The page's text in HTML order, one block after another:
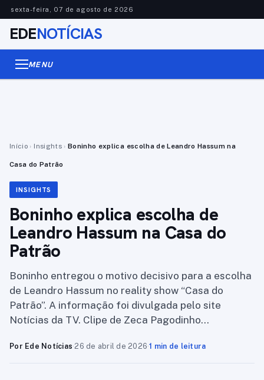
sexta-feira, 07 de agosto de 2026
EDENOTÍCIAS
MENU
Início › Insights › Boninho explica escolha de Leandro Hassum na
Casa do Patrão
INSIGHTS
Boninho explica escolha de
Leandro Hassum na Casa do
Patrão
Boninho entregou o motivo decisivo para a escolha
de Leandro Hassum no reality show “Casa do
Patrão”. A informação foi divulgada pelo site
Notícias da TV. Clipe de Zeca Pagodinho…
Por Ede Notícias·26 de abril de 2026·1 min de leitura